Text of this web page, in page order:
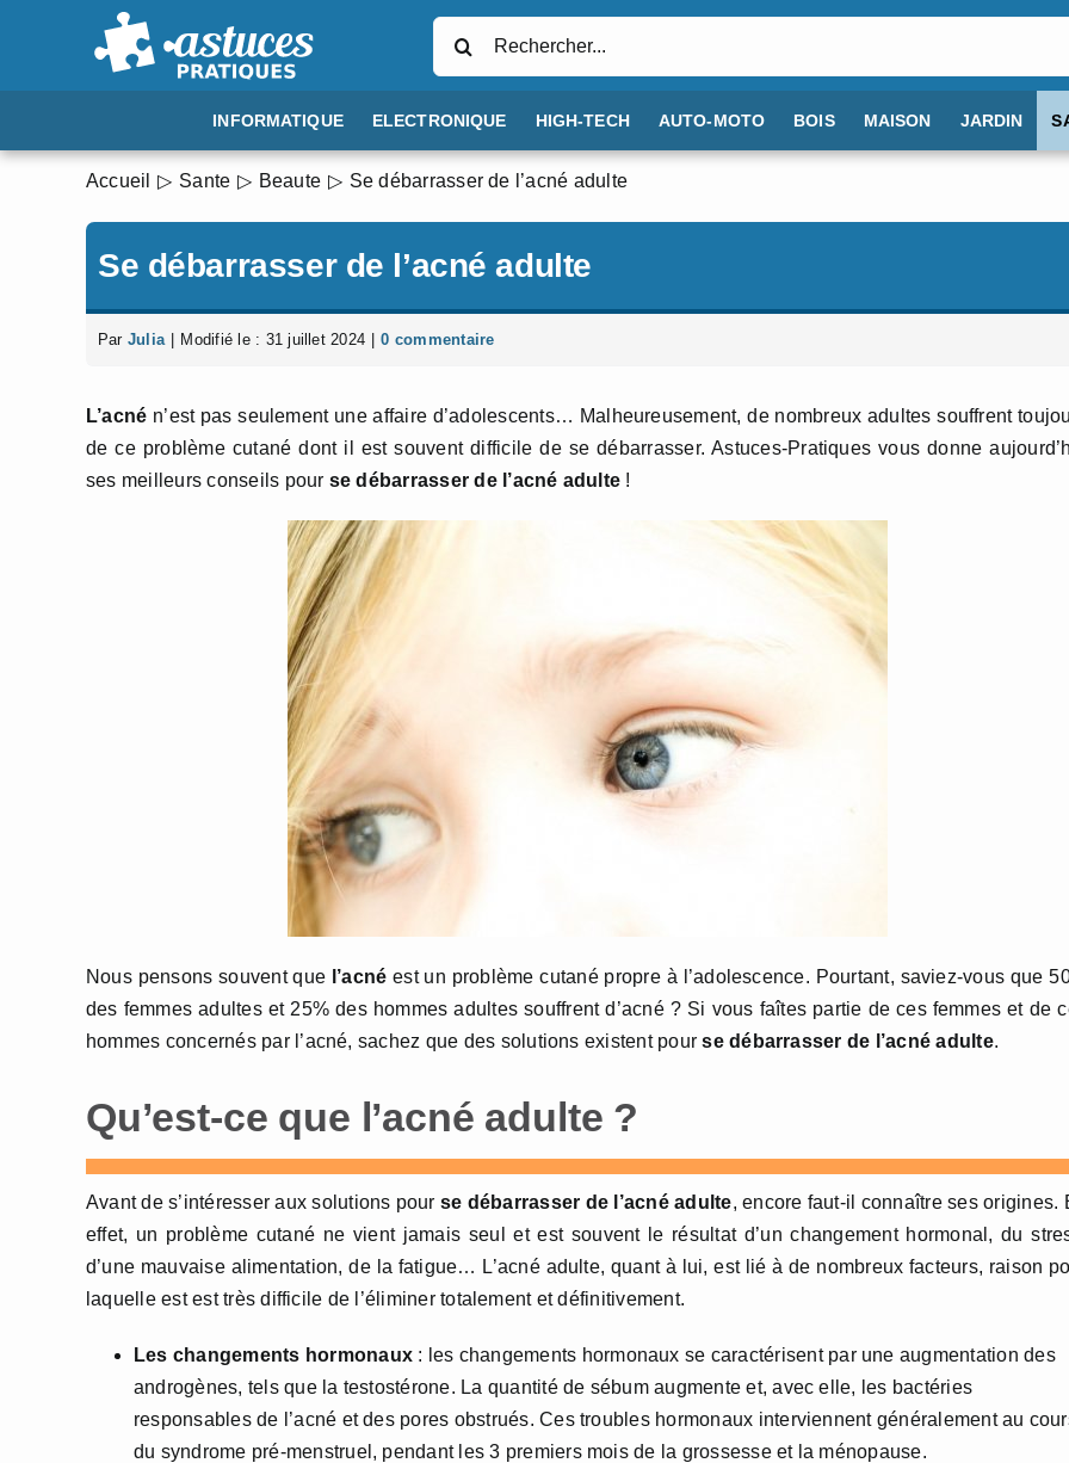
INFORMATIQUE ELECTRONIQUE HIGH-TECH AUTO-MOTO BOIS MAISON JARDIN
Accueil Sante Beaute Se débarrasser de l’acné adulte
Se débarrasser de l’acné adulte
Par Julia Modifié le : 31 juillet 2024 0 commentaire
L’acné n’est pas seulement une affaire d’adolescents… Malheureusement, de nombreux adultes souffrent
de ce problème cutané dont il est souvent difficile de se débarrasser. Astuces-Pratiques vous donne
ses meilleurs conseils pour se débarrasser de l’acné adulte !
Nous pensons souvent que l’acné est un problème cutané propre à l’adolescence. Pourtant, saviez-vous que
des femmes adultes et 25% des hommes adultes souffrent d’acné ? Si vous faîtes partie de ces femmes et de
hommes concernés par l’acné, sachez que des solutions existent pourse débarrasser de l’acné adulte.
Qu’est-ce que l’acné adulte ?
Avant de s’intéresser aux solutions pour se débarrasser de l’acné adulte, encore faut-il connaître ses origines.
effet, un problème cutané ne vient jamais seul et est souvent le résultat d’un changement hormonal, du
d’une mauvaise alimentation, de la fatigue… L’acné adulte, quant à lui, est lié à de nombreux facteurs, raison
laquelle est est très difficile de l’éliminer totalement et définitivement.
Les changements hormonaux : les changements hormonaux se caractérisent par une augmentation des
androgènes, tels que la testostérone. La quantité de sébum augmente et, avec elle, les bactéries
responsables de l’acné et des pores obstrués. Ces troubles hormonaux interviennent généralement au
du syndrome pré-menstruel, pendant les 3 premiers mois de la grossesse et la ménopause.